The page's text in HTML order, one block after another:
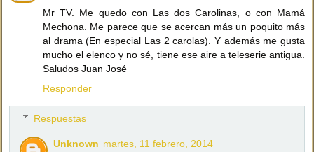
Mr TV. Me quedo con Las dos Carolinas, o con Mamá
Mechona. Me parece que se acercan más un poquito más
al drama (En especial Las 2 carolas). Y además me gusta
mucho el elenco y no sé, tiene ese aire a teleserie antigua.
Saludos Juan José
Responder
Respuestas
Unknown martes, 11 febrero, 2014